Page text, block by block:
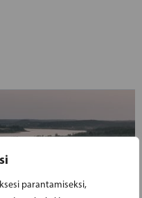
parantamiseksi,